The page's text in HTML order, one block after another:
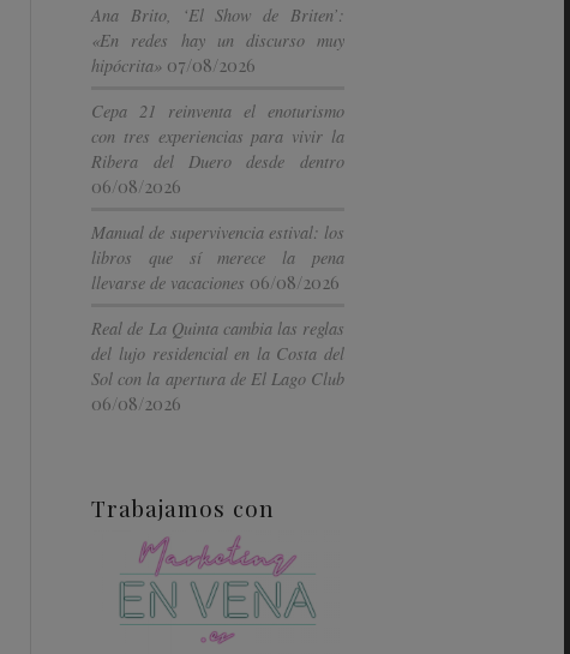
Ana Brito, ‘El Show de Briten’:
«En redes hay un discurso muy
hipócrita» 07/08/2026
Cepa 21 reinventa el enoturismo
con tres experiencias para vivir la
Ribera del Duero desde dentro
06/08/2026
Manual de supervivencia estival: los
libros que sí merece la pena
llevarse de vacaciones 06/08/2026
Real de La Quinta cambia las reglas
del lujo residencial en la Costa del
Sol con la apertura de El Lago Club
06/08/2026
Trabajamos con